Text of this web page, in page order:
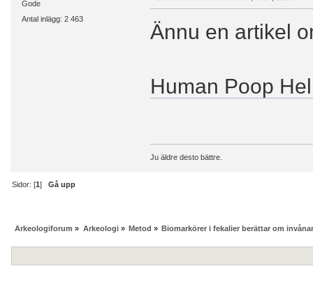
Gode
Antal inlägg: 2 463
Ännu en artikel
Human Poop
Ju äldre desto bättre.
Sidor: [1]Gå upp
Arkeologiforum » Arkeologi» Metod » Biomarkörer i fekalier berättar om